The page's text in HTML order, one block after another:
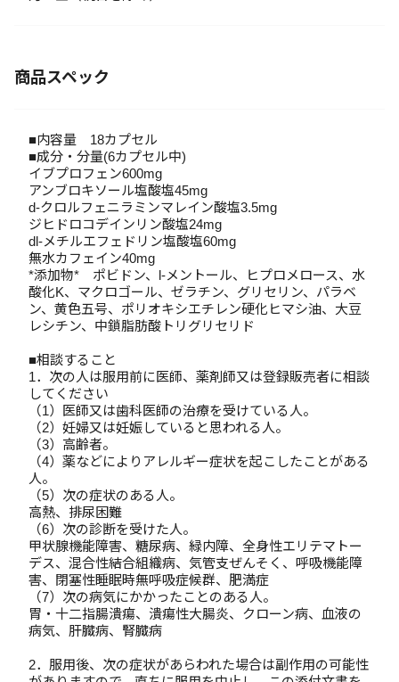
商品スペック
■内容量 18カプセル
■成分・分量(6カプセル中)
イブプロフェン600mg
アンブロキソール塩酸塩45mg
d-クロルフェニラミンマレイン酸塩3.5mg
ジヒドロコデインリン酸塩24mg
dl-メチルエフェドリン塩酸塩60mg
無水カフェイン40mg
*添加物* ポビドン、l-メントール、ヒプロメロース、水
酸化K、マクロゴール、ゼラチン、グリセリン、パラベ
ン、黄色五号、ポリオキシエチレン硬化ヒマシ油、大豆
レシチン、中鎖脂肪酸トリグリセリド
■相談すること
1．次の人は服用前に医師、薬剤師又は登録販売者に相談
してください
（1）医師又は歯科医師の治療を受けている人。
（2）妊婦又は妊娠していると思われる人。
（3）高齢者。
（4）薬などによりアレルギー症状を起こしたことがある
人。
（5）次の症状のある人。
高熱、排尿困難
（6）次の診断を受けた人。
甲状腺機能障害、糖尿病、緑内障、全身性エリテマトー
デス、混合性結合組織病、気管支ぜんそく、呼吸機能障
害、閉塞性睡眠時無呼吸症候群、肥満症
（7）次の病気にかかったことのある人。
胃・十二指腸潰瘍、潰瘍性大腸炎、クローン病、血液の
病気、肝臓病、腎臓病
2．服用後、次の症状があらわれた場合は副作用の可能性